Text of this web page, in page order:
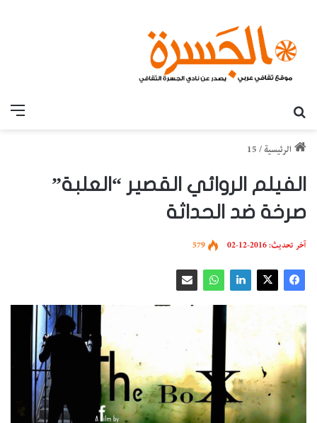
الرئيسية /
15
الفيلم الروائي القصير “العلبة”
صرخة ضد الحداثة
آخر تحديث: 2016-12-02 579